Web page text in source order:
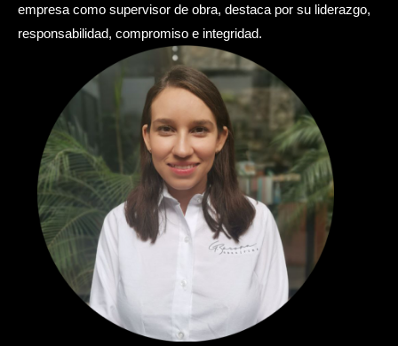
empresa como supervisor de obra, destaca por su liderazgo,
responsabilidad, compromiso e integridad.